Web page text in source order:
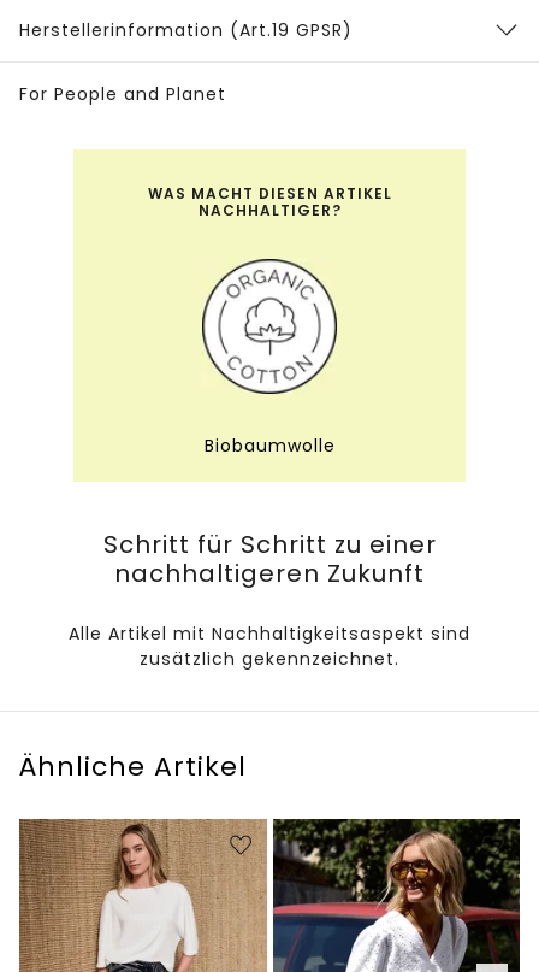
Herstellerinformation (Art.19 GPSR)
For People and Planet
WAS MACHT DIESEN ARTIKEL
NACHHALTIGER?
Biobaumwolle
Schritt für Schritt zu einer
nachhaltigeren Zukunft
Alle Artikel mit Nachhaltigkeitsaspekt sind
zusätzlich gekennzeichnet.
Ähnliche Artikel